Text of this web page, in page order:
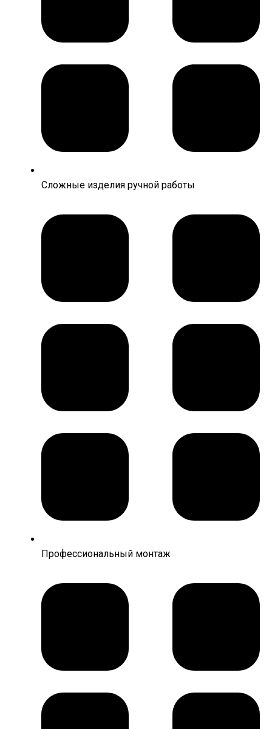
Сложные изделия ручной работы
Профессиональный монтаж